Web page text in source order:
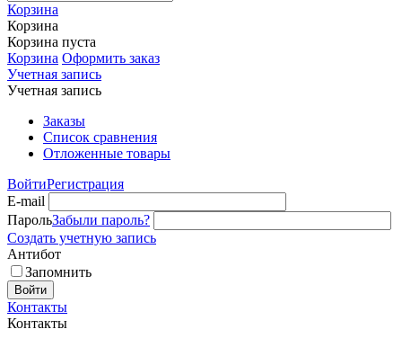
Корзина
Корзина
Корзина пуста
Корзина Оформить заказ
Учетная запись
Учетная запись
Заказы
Список сравнения
Отложенные товары
ВойтиРегистрация
E-mail
ПарольЗабыли пароль?
Создать учетную запись
Антибот
Запомнить
Войти
Контакты
Контакты